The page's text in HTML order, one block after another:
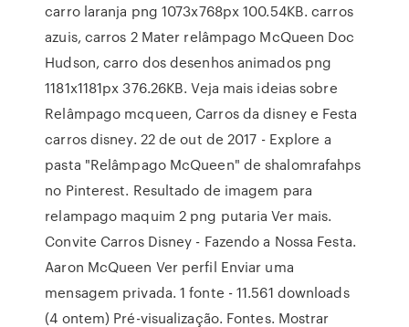
carro laranja png 1073x768px 100.54KB. carros
azuis, carros 2 Mater relâmpago McQueen Doc
Hudson, carro dos desenhos animados png
1181x1181px 376.26KB. Veja mais ideias sobre
Relâmpago mcqueen, Carros da disney e Festa
carros disney. 22 de out de 2017 - Explore a
pasta "Relâmpago McQueen" de shalomrafahps
no Pinterest. Resultado de imagem para
relampago maquim 2 png putaria Ver mais.
Convite Carros Disney - Fazendo a Nossa Festa.
Aaron McQueen Ver perfil Enviar uma
mensagem privada. 1 fonte - 11.561 downloads
(4 ontem) Pré-visualização. Fontes. Mostrar